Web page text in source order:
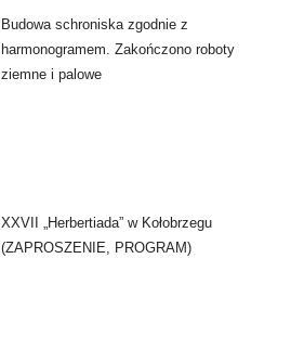
Budowa schroniska zgodnie z
harmonogramem. Zakończono roboty
ziemne i palowe
XXVII „Herbertiada” w Kołobrzegu
(ZAPROSZENIE, PROGRAM)